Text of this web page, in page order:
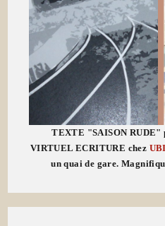
TEXTE "SAISON RUDE"
VIRTUEL ECRITURE chez
un quai de gare.